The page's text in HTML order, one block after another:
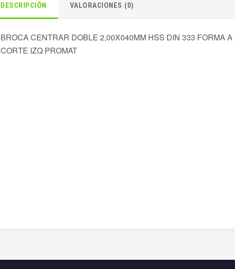
DESCRIPCIÓN VALORACIONES (0)
BROCA CENTRAR DOBLE 2,00X040MM HSS DIN 333 FORMA A
CORTE IZQ PROMAT